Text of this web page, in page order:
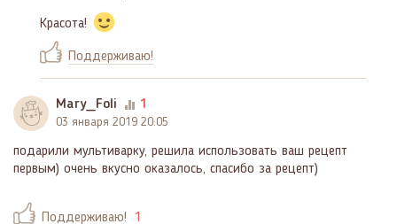
Красота!
Поддерживаю!
Mary_Foli 1
03 января 2019 20:05
подарили мультиварку, решила использовать ваш рецепт
первым) очень вкусно оказалось, спасибо за рецепт)
Поддерживаю! 1